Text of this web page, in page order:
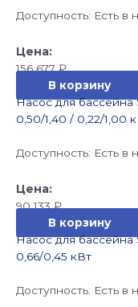
Доступность: Есть в
156 677₽
В корзину
Насос для бассейна
0,50/1,40 / 0,22/1,00
Доступность: Есть в
90 133₽
В корзину
Насос для бассейна
0,66/0,45 кВт
Доступность: Есть в